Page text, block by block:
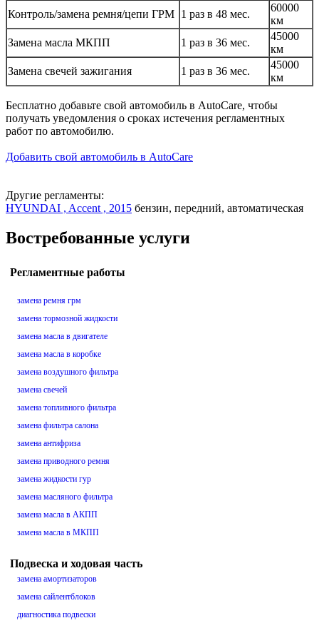
Контроль/замена ремня/цепи ГРМ 1 раз в 48 мес.
60000
км
Замена масла МКПП
1 раз в 36 мес.
45000
км
Замена свечей зажигания
1 раз в 36 мес.
45000
км
Бесплатно добавьте свой автомобиль в AutoCare, чтобы
получать уведомления о сроках истечения регламентных
работ по автомобилю.
Добавить свой автомобиль в AutoCare
Другие регламенты:
HYUNDAI , Accent , 2015 бензин, передний, автоматическая
Востребованные услуги
Регламентные работы
замена ремня грм
замена тормозной жидкости
замена масла в двигателе
замена масла в коробке
замена воздушного фильтра
замена свечей
замена топливного фильтра
замена фильтра салона
замена антифриза
замена приводного ремня
замена жидкости гур
замена масляного фильтра
замена масла в АКПП
замена масла в МКПП
Подвеска и ходовая часть
замена амортизаторов
замена сайлентблоков
диагностика подвески